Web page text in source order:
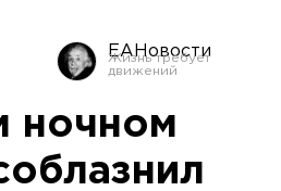
ЕАНовости
ночном